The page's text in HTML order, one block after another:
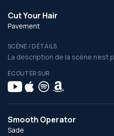
Cut Your Hair
Pavement
SCÈNE / DÉTAILS
La description de la scène n’est
ÉCOUTER SUR
Smooth Operator
Sade